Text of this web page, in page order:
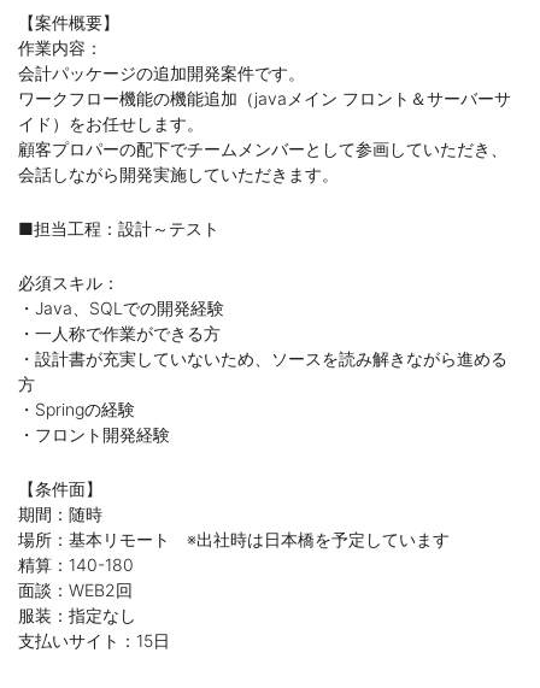
【案件概要】
作業内容：
会計パッケージの追加開発案件です。
ワークフロー機能の機能追加（javaメイン フロント＆サーバーサ
イド）をお任せします。
顧客プロパーの配下でチームメンバーとして参画していただき、
会話しながら開発実施していただきます。
■担当工程：設計～テスト
必須スキル：
・Java、SQLでの開発経験
・一人称で作業ができる方
・設計書が充実していないため、ソースを読み解きながら進める
方
・Springの経験
・フロント開発経験
【条件面】
期間：随時
場所：基本リモート ※出社時は日本橋を予定しています
精算：140-180
面談：WEB2回
服装：指定なし
支払いサイト：15日